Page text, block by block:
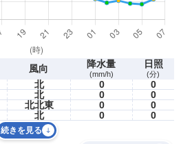
風向 降水量
(mm/h)
日照
(分)
北 0
0
北 0
0
北北東 0
0
北 0 0
続きを見る